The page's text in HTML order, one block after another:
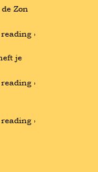
Zon
›
je
›
›